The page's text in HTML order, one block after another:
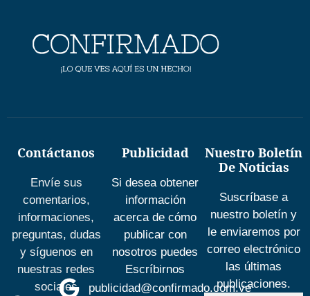
Contáctanos
Envíe sus
comentarios,
informaciones,
preguntas, dudas
y síguenos en
nuestras redes
sociales
Publicidad
Si desea obtener
información
acerca de cómo
publicar con
nosotros puedes
Escríbirnos
publicidad@confirmado.com.ve
Nuestro Boletín
De Noticias
Suscríbase a
nuestro boletín y
le enviaremos por
correo electrónico
las últimas
publicaciones.